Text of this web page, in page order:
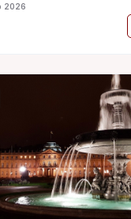
bei der Termin
qualifiziert zu
relevanten
zum Beispiel
3 Präsenztage
2026